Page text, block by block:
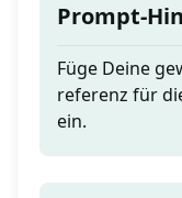
Prompt-
Füge Deine
referenz für
ein.